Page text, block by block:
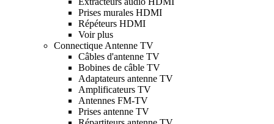
Prises murales HDMI
Répéteurs HDMI
Voir plus
Connectique Antenne TV
Câbles d'antenne TV
Bobines de câble TV
Adaptateurs antenne TV
Amplificateurs TV
Antennes FM-TV
Prises antenne TV